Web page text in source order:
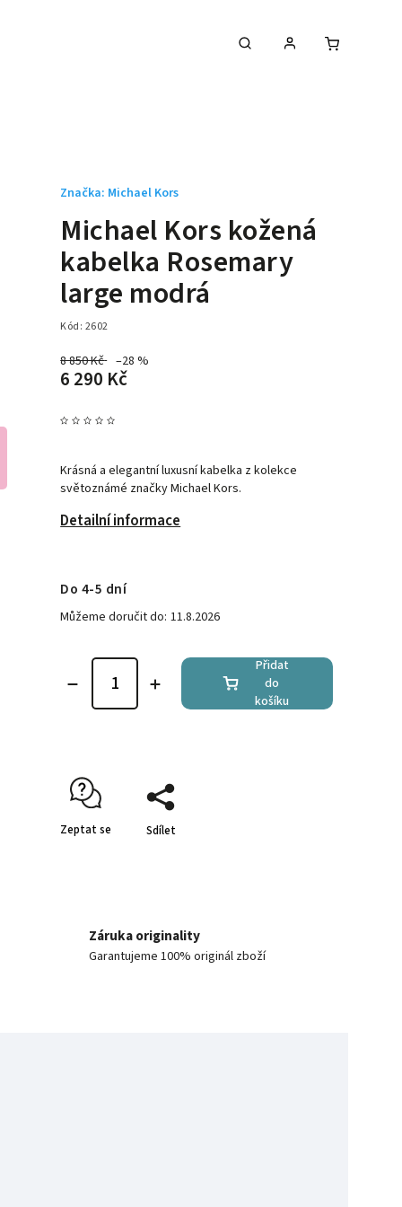
Michael Kors kožená
kabelka Rosemary
large modrá
Kód: 2602
8 850 Kč –28 %
6 290 Kč
Krásná a elegantní luxusní kabelka z kolekce
světoznámé značky Michael Kors.
Detailní informace
Značka: Michael Kors
Do 4-5 dní
Můžeme doručit do: 11.8.2026
Přidat
do
košíku
Zeptat se Sdílet
Záruka originality
Garantujeme 100% originál zboží